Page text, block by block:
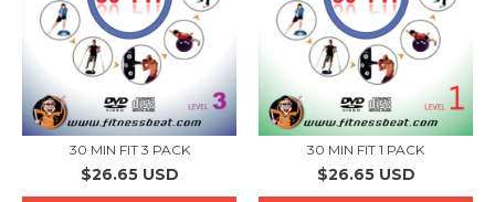
30 MIN FIT 3 PACK
$26.65 USD
30 MIN FIT 1 PACK
$26.65 USD